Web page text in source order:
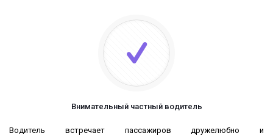
Внимательный частный водитель
Водитель встречает пассажиров дружелюбно и